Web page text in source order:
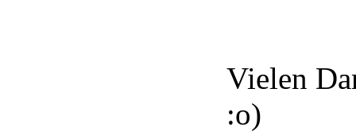
Vielen
:o)